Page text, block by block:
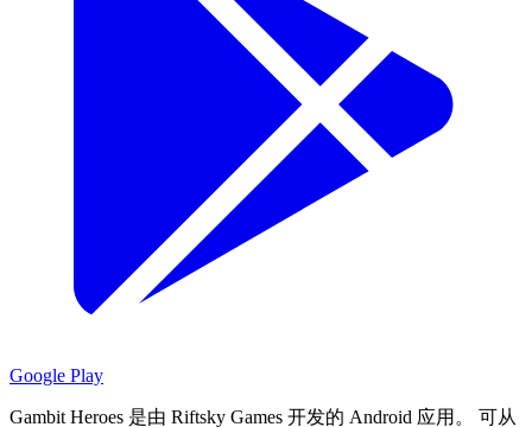
Google Play
Gambit Heroes 是由 Riftsky Games 开发的 Android 应用。
可从